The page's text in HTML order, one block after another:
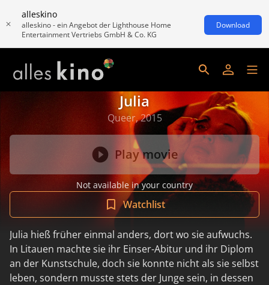
alleskino
alleskino - ein Angebot der Lighthouse Home
Entertainment Vertriebs GmbH & Co. KG
Download
Julia
Queer, 2015
Play movie
Not available in your country
Watchlist
Julia hieß früher einmal anders, dort wo sie aufwuchs.
In Litauen machte sie ihr Einser-Abitur und ihr Diplom
an der Kunstschule, doch sie konnte nicht als sie selbst
leben, sondern musste stets der Junge sein, in dessen